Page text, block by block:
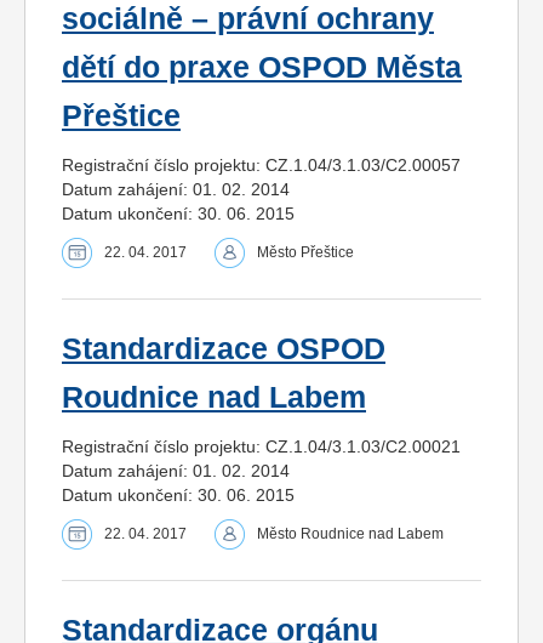
sociálně – právní ochrany
dětí do praxe OSPOD Města
Přeštice
Registrační číslo projektu: CZ.1.04/3.1.03/C2.00057
Datum zahájení: 01. 02. 2014
Datum ukončení: 30. 06. 2015
22. 04. 2017 Město Přeštice
Standardizace OSPOD
Roudnice nad Labem
Registrační číslo projektu: CZ.1.04/3.1.03/C2.00021
Datum zahájení: 01. 02. 2014
Datum ukončení: 30. 06. 2015
22. 04. 2017 Město Roudnice nad Labem
Standardizace orgánu